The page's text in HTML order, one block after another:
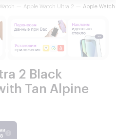
Apple Watch Ultra 2 Apple
2 Black
Tan Alpine